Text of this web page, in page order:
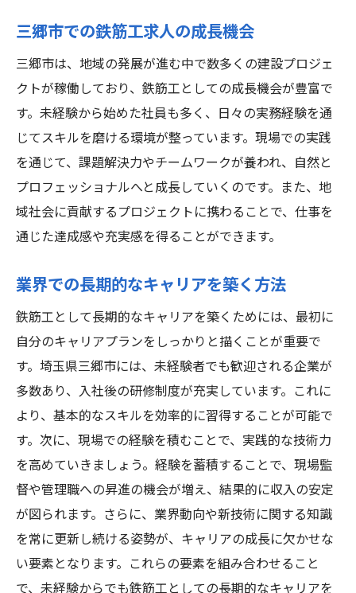
三郷市での鉄筋工求人の成長機会
三郷市は、地域の発展が進む中で数多くの建設プロジェ
クトが稼働しており、鉄筋工としての成長機会が豊富で
す。未経験から始めた社員も多く、日々の実務経験を通
じてスキルを磨ける環境が整っています。現場での実践
を通じて、課題解決力やチームワークが養われ、自然と
プロフェッショナルへと成長していくのです。また、地
域社会に貢献するプロジェクトに携わることで、仕事を
通じた達成感や充実感を得ることができます。
業界での長期的なキャリアを築く方法
鉄筋工として長期的なキャリアを築くためには、最初に
自分のキャリアプランをしっかりと描くことが重要で
す。埼玉県三郷市には、未経験者でも歓迎される企業が
多数あり、入社後の研修制度が充実しています。これに
より、基本的なスキルを効率的に習得することが可能で
す。次に、現場での経験を積むことで、実践的な技術力
を高めていきましょう。経験を蓄積することで、現場監
督や管理職への昇進の機会が増え、結果的に収入の安定
が図られます。さらに、業界動向や新技術に関する知識
を常に更新し続ける姿勢が、キャリアの成長に欠かせな
い要素となります。これらの要素を組み合わせること